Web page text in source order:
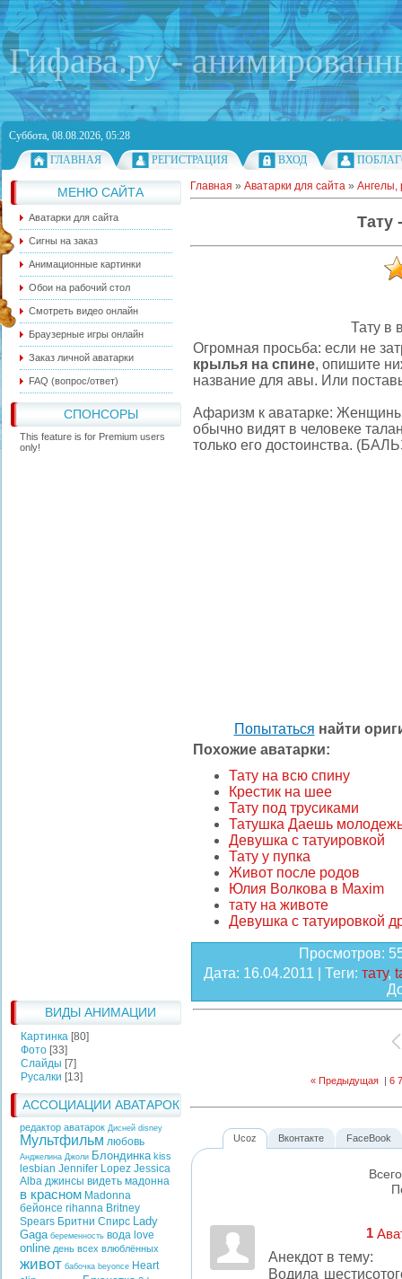
Гифава.ру -
Суббота, 08.08.2026, 05:28
ГЛАВНАЯ
РЕГИСТРАЦИЯ ВХОД
МЕНЮ САЙТА
Аватарки для сайта
Сигны на заказ
Анимационные картинки
Обои на рабочий стол
Смотреть видео онлайн
Браузерные игры онлайн
Заказ личной аватарки
FAQ (вопрос/ответ)
СПОНСОРЫ
This feature is for Premium users
only!
ВИДЫ АНИМАЦИИ
Картинка [80]
Фото [33]
Слайды [7]
Русалки [13]
АССОЦИАЦИИ АВАТАРОК
редактор аватарок Дисней disney
Мультфильм любовь
Анджелина Джоли Блондинка kiss
lesbian Jennifer Lopez Jessica
Alba джинсы видеть мадонна
в красном Madonna
бейонсе rihanna Britney
Spears Бритни Спирс Lady
Gaga беременность вода love
online день всех влюблённых
живот бабочка beyonce Heart
Главная » Аватарки для сайта » Ангелы,
Тату
Тату в
Огромная просьба: если не
крылья на спине, опишите
название для авы. Или
Афаризм к аватарке: Женщины,
обычно видят в человеке
только его достоинства.
Попытаться найти
Похожие аватарки:
Тату на всю спину
Крестик на шее
Тату под трусиками
Татушка Даешь
Девушка с татуировкой
Тату у пупка
Живот после родов
Юлия Волкова в Maxim
тату на животе
Девушка с татуировкой
Просмотров:
Дата: 16.04.2011 | Теги: тату,
« Предыдущая| 6 7
Ucoz
1
Анекдот в тему:
Водила
Вконтакте FaceBook